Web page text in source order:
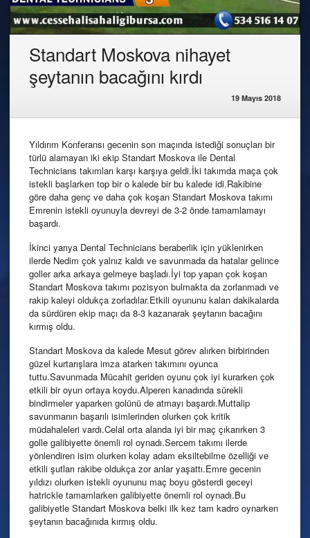
Standart Moskova nihayet
şeytanın bacağını kırdı
19 Mayıs 2018
Yıldırım Konferansı gecenin son maçında istediği sonuçları bir
türlü alamayan iki ekip Standart Moskova ile Dental
Technicians takımları karşı karşıya geldi.İki takımda maça çok
istekli başlarken top bir o kalede bir bu kalede idi.Rakibine
göre daha genç ve daha çok koşan Standart Moskova takımı
Emrenin istekli oyunuyla devreyi de 3-2 önde tamamlamayı
başardı.
İkinci yarıya Dental Technicians beraberlik için yüklenirken
ilerde Nedim çok yalnız kaldı ve savunmada da hatalar gelince
goller arka arkaya gelmeye başladı.İyi top yapan çok koşan
Standart Moskova takımı pozisyon bulmakta da zorlanmadı ve
rakip kaleyi oldukça zorladılar.Etkili oyununu kalan dakikalarda
da sürdüren ekip maçı da 8-3 kazanarak şeytanın bacağını
kırmış oldu.
Standart Moskova da kalede Mesut görev alırken birbirinden
güzel kurtarışlara imza atarken takımını oyunca
tuttu.Savunmada Mücahit geriden oyunu çok iyi kurarken çok
etkili bir oyun ortaya koydu.Alperen kanadında sürekli
bindirmeler yaparken golünü de atmayı başardı.Muttalip
savunmanın başarılı isimlerinden olurken çok kritik
müdahaleleri vardı.Celal orta alanda iyi bir maç çıkarırken 3
golle galibiyette önemli rol oynadı.Sercem takımı ilerde
yönlendiren isim olurken kolay adam eksiltebilme özelliği ve
etkili şutları rakibe oldukça zor anlar yaşattı.Emre gecenin
yıldızı olurken istekli oyununu maç boyu gösterdi geceyi
hatrickle tamamlarken galibiyette önemli rol oynadı.Bu
galibiyetle Standart Moskova belki ilk kez tam kadro oynarken
şeytanın bacağınıda kırmış oldu.